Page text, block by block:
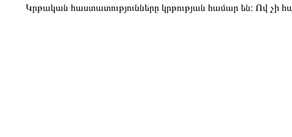
Կրթական հաստատությունները կրթության համար են։ Ով չի